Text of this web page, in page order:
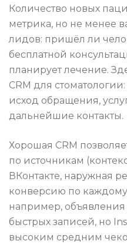
Количество новых
метрика, но не менее
лидов: пришёл ли
бесплатной
планирует лечение.
CRM для
исход обращения,
дальнейшие контакты.
Хорошая CRM
по источникам
ВКонтакте, наружная
конверсию по
например,
быстрых записей, но
высоким средним